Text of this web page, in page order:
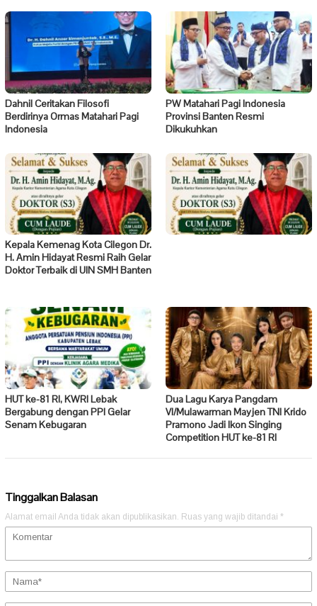
Dahnil Ceritakan Filosofi
Berdirinya Ormas Matahari Pagi
Indonesia
PW Matahari Pagi Indonesia
Provinsi Banten Resmi
Dikukuhkan
Kepala Kemenag Kota Cilegon Dr.
H. Amin Hidayat Resmi Raih Gelar
Doktor Terbaik di UIN SMH Banten
HUT ke-81 RI, KWRI Lebak
Bergabung dengan PPI Gelar
Senam Kebugaran
Dua Lagu Karya Pangdam
VI/Mulawarman Mayjen TNI Krido
Pramono Jadi Ikon Singing
Competition HUT ke-81 RI
Tinggalkan Balasan
Alamat email Anda tidak akan dipublikasikan. Ruas yang wajib ditandai *